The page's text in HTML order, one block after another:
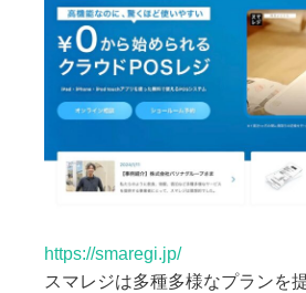
https://smaregi.jp/
スマレジは多種多様なプランを